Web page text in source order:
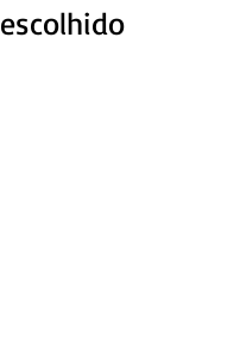
escolhido